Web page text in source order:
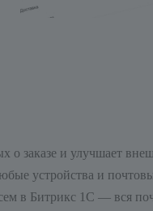
о заказе и улучшает
устройства и
в Битрикс 1С — вся